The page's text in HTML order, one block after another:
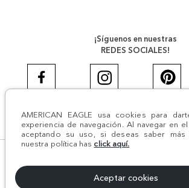
AMERICAN EAGLE usa cookies para
experiencia de navegación. Al navegar en
aceptando su uso, si deseas saber más
nuestra política has click aquí.
Aceptar cookies
¡Síguenos en nuestras
REDES SOCIALES!
#AEJEANS
NIT:800.069.933-6 | CII 14 #52A - 370 | Medellín,